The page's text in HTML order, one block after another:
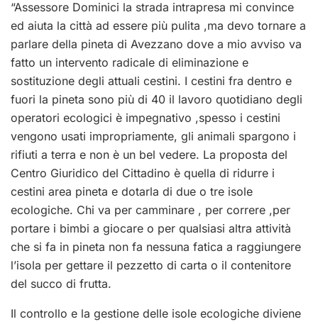
“Assessore Dominici la strada intrapresa mi convince
ed aiuta la città ad essere più pulita ,ma devo tornare a
parlare della pineta di Avezzano dove a mio avviso va
fatto un intervento radicale di eliminazione e
sostituzione degli attuali cestini. I cestini fra dentro e
fuori la pineta sono più di 40 il lavoro quotidiano degli
operatori ecologici è impegnativo ,spesso i cestini
vengono usati impropriamente, gli animali spargono i
rifiuti a terra e non è un bel vedere. La proposta del
Centro Giuridico del Cittadino è quella di ridurre i
cestini area pineta e dotarla di due o tre isole
ecologiche. Chi va per camminare , per correre ,per
portare i bimbi a giocare o per qualsiasi altra attività
che si fa in pineta non fa nessuna fatica a raggiungere
l’isola per gettare il pezzetto di carta o il contenitore
del succo di frutta.
Il controllo e la gestione delle isole ecologiche diviene